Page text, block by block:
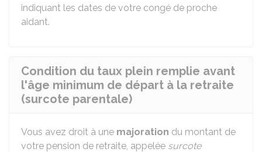
indiquant les dates de votre congé de proche
aidant.
Condition du taux plein remplie avant
l'âge minimum de départ à la retraite
(surcote parentale)
Vous avez droit à une majoration du montant de
votre pension de retraite, appelée surcote